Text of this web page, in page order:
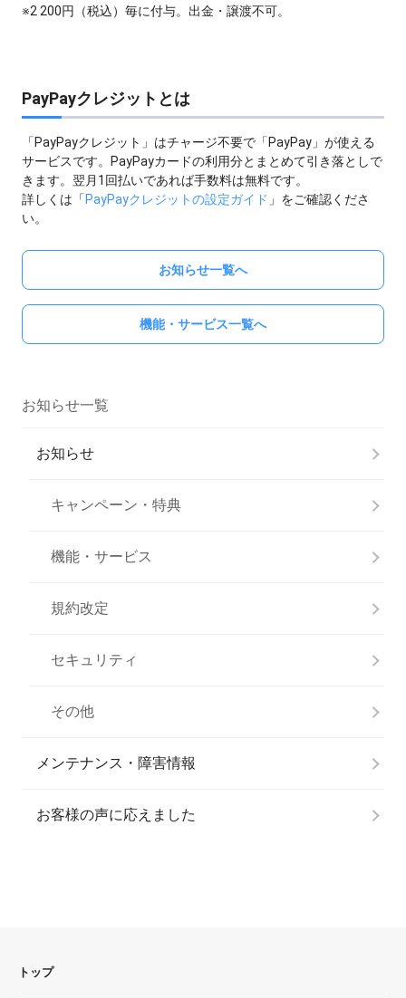
※2 200円（税込）毎に付与。出金・譲渡不可。
PayPayクレジットとは
「PayPayクレジット」はチャージ不要で「PayPay」が使える
サービスです。PayPayカードの利用分とまとめて引き落としで
きます。翌月1回払いであれば手数料は無料です。
詳しくは「 PayPayクレジットの設定ガイド 」をご確認くださ
い。
お知らせ一覧へ
機能・サービス一覧へ
お知らせ一覧
お知らせ
キャンペーン・特典
機能・サービス
規約改定
セキュリティ
その他
メンテナンス・障害情報
お客様の声に応えました
トップ